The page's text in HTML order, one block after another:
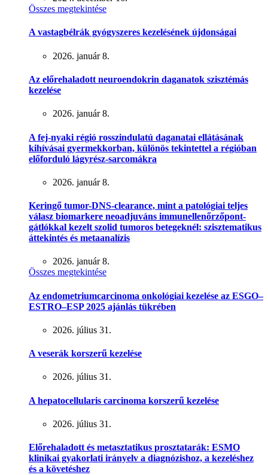
Összes megtekintése
A vastagbélrák gyógyszeres kezelésének újdonságai
2026. január 8.
Az előrehaladott neuroendokrin daganatok szisztémás
kezelése
2026. január 8.
A fej-nyaki régió rosszindulatú daganatai ellátásának
kihívásai gyermekkorban, különös tekintettel a régióban
előforduló lágyrész-sarcomákra
2026. január 8.
Keringő tumor-DNS-clearance, mint a patológiai teljes
válasz biomarkere neoadjuváns immunellenőrzőpont-
gátlókkal kezelt szolid tumoros betegeknél: szisztematikus
áttekintés és metaanalízis
2026. január 8.
Összes megtekintése
Az endometriumcarcinoma onkológiai kezelése az ESGO–
ESTRO–ESP 2025 ajánlás tükrében
2026. július 31.
A veserák korszerű kezelése
2026. július 31.
A hepatocellularis carcinoma korszerű kezelése
2026. július 31.
Előrehaladott és metasztatikus prosztatarák: ESMO
klinikai gyakorlati irányelv a diagnózishoz, a kezeléshez
és a követéshez